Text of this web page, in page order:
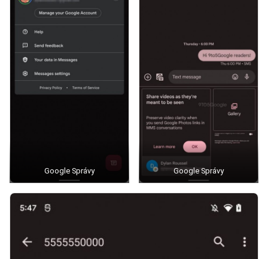
Google Správy Google Správy